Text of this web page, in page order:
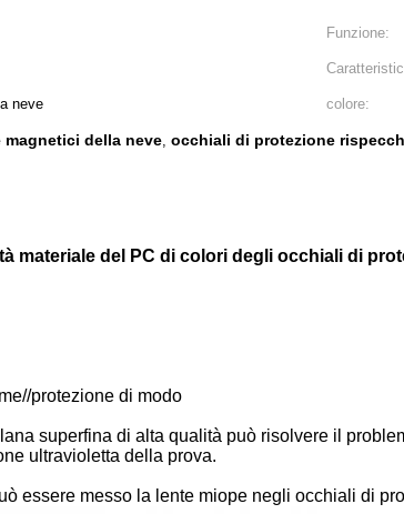
Funzione:
neve colore:
della neve, occhiali di protezione
materiale del PC di colori degli occhiali di
protezione di modo
superfina di alta qualità può risolvere il
ultravioletta della prova.
essere messo la lente miope negli occhiali di